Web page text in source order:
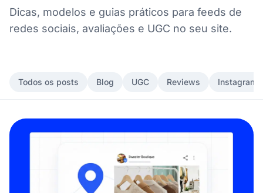
Dicas, modelos e guias práticos para feeds de
redes sociais, avaliações e UGC no seu site.
Todos os posts Blog UGC Reviews Instagram